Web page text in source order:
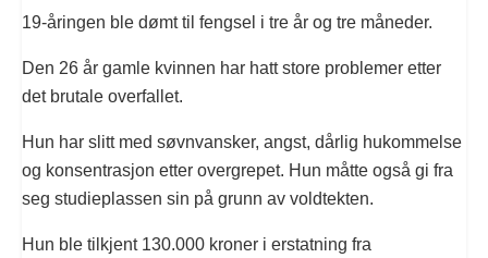
19-åringen ble dømt til fengsel i tre år og tre måneder.
Den 26 år gamle kvinnen har hatt store problemer etter
det brutale overfallet.
Hun har slitt med søvnvansker, angst, dårlig hukommelse
og konsentrasjon etter overgrepet. Hun måtte også gi fra
seg studieplassen sin på grunn av voldtekten.
Hun ble tilkjent 130.000 kroner i erstatning fra